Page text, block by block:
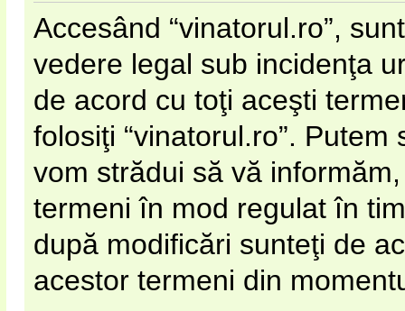
Accesând “vinatorul.ro”,
vedere legal sub incidenţa
de acord cu toţi aceşti
folosiţi “vinatorul.ro”.
vom strădui să vă
termeni în mod regulat în
după modificări sunteţi de
acestor termeni din